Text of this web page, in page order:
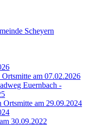
Scheyern
am 07.02.2026
Euernbach -
am 29.09.2024
30.09.2022